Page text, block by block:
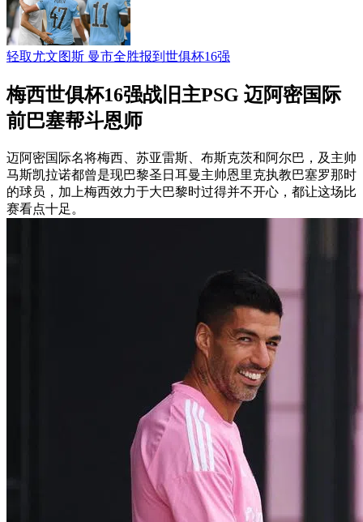
轻取尤文图斯 曼市全胜报到世俱杯16强
梅西世俱杯16强战旧主PSG 迈阿密国际
前巴塞帮斗恩师
迈阿密国际名将梅西、苏亚雷斯、布斯克茨和阿尔巴，及主帅
马斯凯拉诺都曾是现巴黎圣日耳曼主帅恩里克执教巴塞罗那时
的球员，加上梅西效力于大巴黎时过得并不开心，都让这场比
赛看点十足。